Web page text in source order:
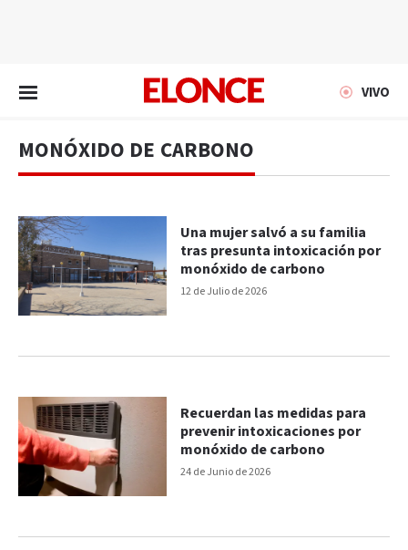
VIVO
MONÓXIDO DE CARBONO
12 de Julio de 2026
Una mujer salvó a su familia
tras presunta intoxicación por
monóxido de carbono
24 de Junio de 2026
Recuerdan las medidas para
prevenir intoxicaciones por
monóxido de carbono